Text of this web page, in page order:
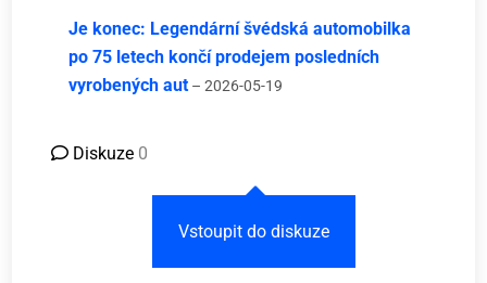
Je konec: Legendární švédská automobilka
po 75 letech končí prodejem posledních
vyrobených aut – 2026-05-19
Diskuze 0
Vstoupit do diskuze